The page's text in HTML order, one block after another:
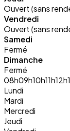
Ouvert (sans
Vendredi
Ouvert (sans
Samedi
Fermé
Dimanche
Fermé
08h09h10h11h12h
Lundi
Mardi
Mercredi
Jeudi